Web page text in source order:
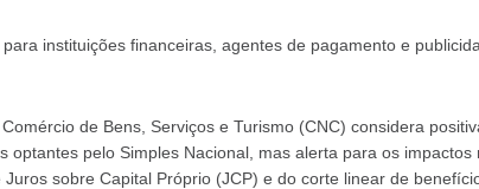
instituições financeiras, agentes de pagamento e
de Bens, Serviços e Turismo (CNC) considera
optantes pelo Simples Nacional, mas alerta para os impactos
sobre Capital Próprio (JCP) e do corte linear de